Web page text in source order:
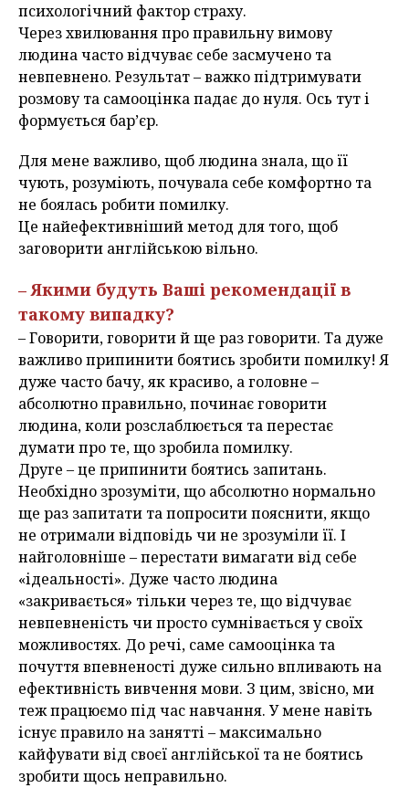
психологічний фактор страху.
Через хвилювання про правильну вимову
людина часто відчуває себе засмучено та
невпевнено. Результат – важко підтримувати
розмову та самооцінка падає до нуля. Ось тут і
формується бар’єр.
Для мене важливо, щоб людина знала, що її
чують, розуміють, почувала себе комфортно та
не боялась робити помилку.
Це найефективніший метод для того, щоб
заговорити англійською вільно.
– Якими будуть Ваші рекомендації в
такому випадку?
– Говорити, говорити й ще раз говорити. Та дуже
важливо припинити боятись зробити помилку! Я
дуже часто бачу, як красиво, а головне –
абсолютно правильно, починає говорити
людина, коли розслаблюється та перестає
думати про те, що зробила помилку.
Друге – це припинити боятись запитань.
Необхідно зрозуміти, що абсолютно нормально
ще раз запитати та попросити пояснити, якщо
не отримали відповідь чи не зрозуміли її. І
найголовніше – перестати вимагати від себе
«ідеальності». Дуже часто людина
«закривається» тільки через те, що відчуває
невпевненість чи просто сумнівається у своїх
можливостях. До речі, саме самооцінка та
почуття впевненості дуже сильно впливають на
ефективність вивчення мови. З цим, звісно, ми
теж працюємо під час навчання. У мене навіть
існує правило на занятті – максимально
кайфувати від своєї англійської та не боятись
зробити щось неправильно.